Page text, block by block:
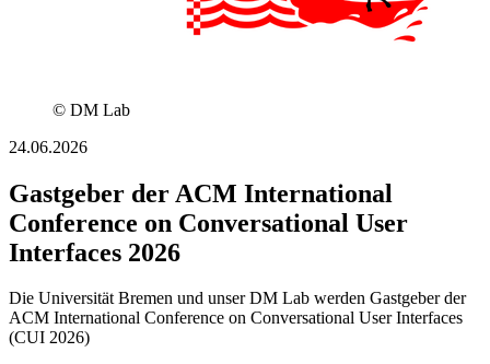
© DM Lab
24.06.2026
Gastgeber der ACM International
Conference on Conversational User
Interfaces 2026
Die Universität Bremen und unser DM Lab werden Gastgeber der
ACM International Conference on Conversational User Interfaces
(CUI 2026)